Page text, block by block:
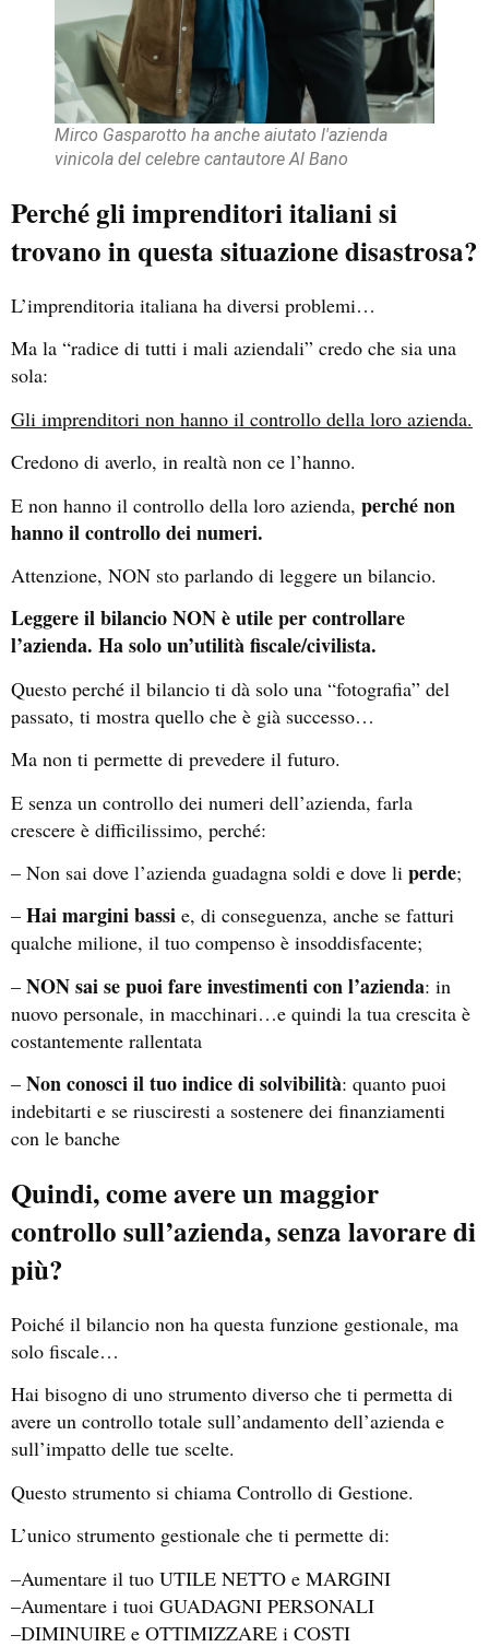
Mirco Gasparotto ha anche aiutato l'azienda
vinicola del celebre cantautore Al Bano
Perché gli imprenditori italiani si
trovano in questa situazione disastrosa?
L’imprenditoria italiana ha diversi problemi…
Ma la “radice di tutti i mali aziendali” credo che sia una
sola:
Gli imprenditori non hanno il controllo della loro azienda.
Credono di averlo, in realtà non ce l’hanno.
E non hanno il controllo della loro azienda, perché non
hanno il controllo dei numeri.
Attenzione, NON sto parlando di leggere un bilancio.
Leggere il bilancio NON è utile per controllare
l’azienda. Ha solo un’utilità fiscale/civilista.
Questo perché il bilancio ti dà solo una “fotografia” del
passato, ti mostra quello che è già successo…
Ma non ti permette di prevedere il futuro.
E senza un controllo dei numeri dell’azienda, farla
crescere è difficilissimo, perché:
– Non sai dove l’azienda guadagna soldi e dove li perde;
– Hai margini bassi e, di conseguenza, anche se fatturi
qualche milione, il tuo compenso è insoddisfacente;
– NON sai se puoi fare investimenti con l’azienda: in
nuovo personale, in macchinari…e quindi la tua crescita è
costantemente rallentata
– Non conosci il tuo indice di solvibilità: quanto puoi
indebitarti e se riusciresti a sostenere dei finanziamenti
con le banche
Quindi, come avere un maggior
controllo sull’azienda, senza lavorare di
più?
Poiché il bilancio non ha questa funzione gestionale, ma
solo fiscale…
Hai bisogno di uno strumento diverso che ti permetta di
avere un controllo totale sull’andamento dell’azienda e
sull’impatto delle tue scelte.
Questo strumento si chiama Controllo di Gestione.
L’unico strumento gestionale che ti permette di:
–Aumentare il tuo UTILE NETTO e MARGINI
–Aumentare i tuoi GUADAGNI PERSONALI
–DIMINUIRE e OTTIMIZZARE i COSTI